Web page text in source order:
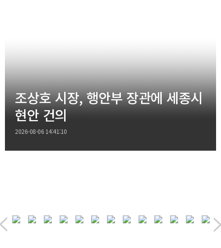
조상호 시장, 행안부 장관에 세종시
현안 건의
2026-08-06 14:41:10